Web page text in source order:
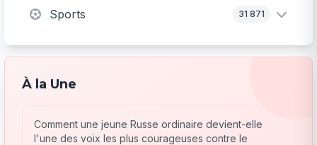
Sports 31 871
À la Une
Comment une jeune Russe ordinaire devient-elle
l'une des voix les plus courageuses contre le